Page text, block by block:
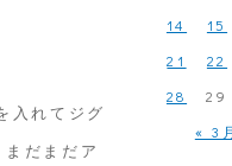
入れてジグ
だまだア
« 3
14
15
21
22
28
29